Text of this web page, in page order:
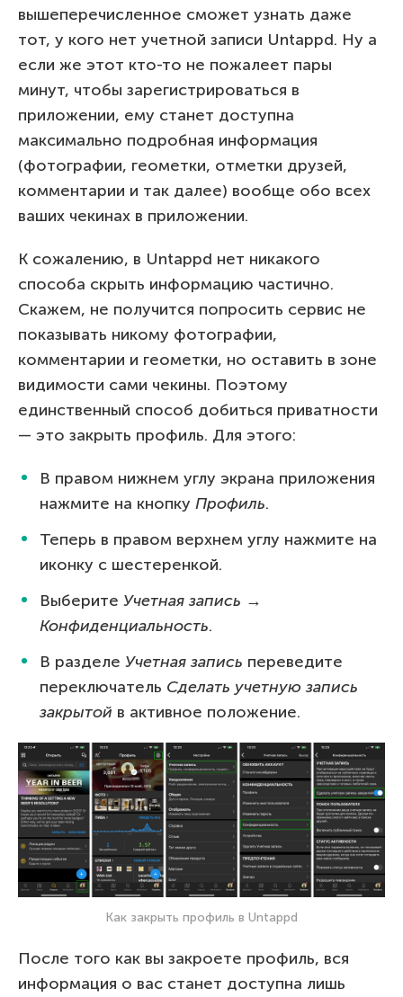
вышеперечисленное сможет узнать даже
тот, у кого нет учетной записи Untappd. Ну а
если же этот кто-то не пожалеет пары
минут, чтобы зарегистрироваться в
приложении, ему станет доступна
максимально подробная информация
(фотографии, геометки, отметки друзей,
комментарии и так далее) вообще обо всех
ваших чекинах в приложении.
К сожалению, в Untappd нет никакого
способа скрыть информацию частично.
Скажем, не получится попросить сервис не
показывать никому фотографии,
комментарии и геометки, но оставить в зоне
видимости сами чекины. Поэтому
единственный способ добиться приватности
— это закрыть профиль. Для этого:
В правом нижнем углу экрана приложения
нажмите на кнопку Профиль.
Теперь в правом верхнем углу нажмите на
иконку с шестеренкой.
Выберите Учетная запись →
Конфиденциальность.
В разделе Учетная запись переведите
переключатель Сделать учетную запись
закрытой в активное положение.
Как закрыть профиль в Untappd
После того как вы закроете профиль, вся
информация о вас станет доступна лишь